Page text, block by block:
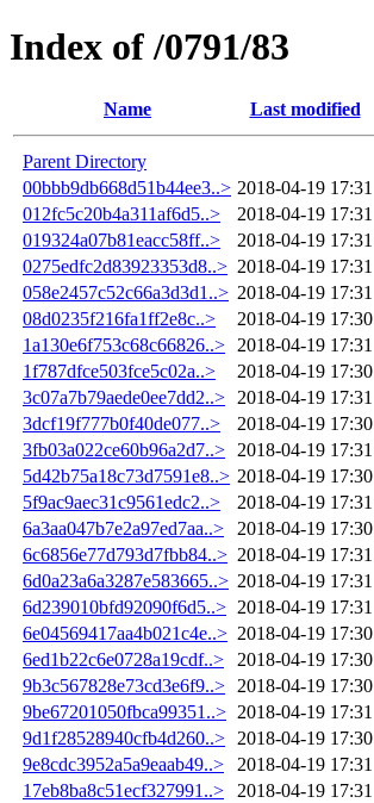
Index of /0791/83
Name Last modified
Parent Directory
00bbb9db668d51b44ee3..> 2018-04-19 17:31
012fc5c20b4a311af6d5..>
2018-04-19 17:31
019324a07b81eacc58ff..>
2018-04-19 17:31
0275edfc2d83923353d8..> 2018-04-19 17:31
058e2457c52c66a3d3d1..> 2018-04-19 17:31
08d0235f216fa1ff2e8c..>
2018-04-19 17:30
1a130e6f753c68c66826..>
2018-04-19 17:31
1f787dfce503fce5c02a..>
2018-04-19 17:30
3c07a7b79aede0ee7dd2..>
2018-04-19 17:31
3dcf19f777b0f40de077..>
2018-04-19 17:30
3fb03a022ce60b96a2d7..>
2018-04-19 17:31
5d42b75a18c73d7591e8..> 2018-04-19 17:30
5f9ac9aec31c9561edc2..>
2018-04-19 17:31
6a3aa047b7e2a97ed7aa..>
2018-04-19 17:30
6c6856e77d793d7fbb84..> 2018-04-19 17:31
6d0a23a6a3287e583665..> 2018-04-19 17:31
6d239010bfd92090f6d5..> 2018-04-19 17:31
6e04569417aa4b021c4e..> 2018-04-19 17:30
6ed1b22c6e0728a19cdf..>
2018-04-19 17:30
9b3c567828e73cd3e6f9..>
2018-04-19 17:30
9be67201050fbca99351..> 2018-04-19 17:31
9d1f28528940cfb4d260..>
2018-04-19 17:30
9e8cdc3952a5a9eaab49..>
2018-04-19 17:31
17eb8ba8c51ecf327991..>
2018-04-19 17:31